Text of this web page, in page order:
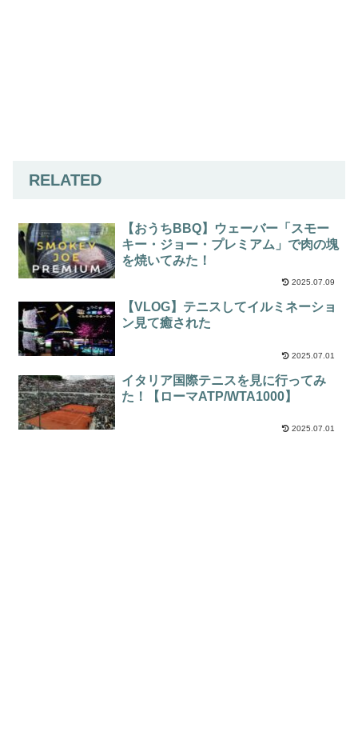
RELATED
【おうちBBQ】ウェーバー「スモー
キー・ジョー・プレミアム」で肉の塊
を焼いてみた！
2025.07.09
【VLOG】テニスしてイルミネーショ
ン見て癒された
2025.07.01
イタリア国際テニスを見に行ってみ
た！【ローマATP/WTA1000】
2025.07.01